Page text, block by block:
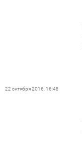
22 октября 2016, 16:48